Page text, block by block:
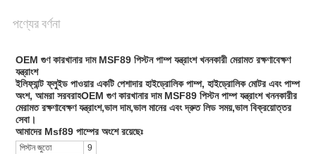
পণ্যের বর্ণনা
OEM গুণ কারখানার দাম MSF89 পিস্টন পাম্প যন্ত্রাংশ খননকারী মেরামত রক্ষণাবেক্ষণ
যন্ত্রাংশ
ইলিফ্যান্ট ফ্লুইড পাওয়ার একটি পেশাদার হাইড্রোলিক পাম্প, হাইড্রোলিক মোটর এবং পাম্প
অংশ, আমরা সরবরাহOEM গুণ কারখানার দাম MSF89 পিস্টন পাম্প যন্ত্রাংশ খননকারীর
মেরামত রক্ষণাবেক্ষণ যন্ত্রাংশ,ভাল দাম,ভাল মানের এবং দ্রুত লিড সময়,ভাল বিক্রয়োত্তর
সেবা।
আমাদের Msf89 পাম্পের অংশে রয়েছেঃ
পিস্টন জুতো
9